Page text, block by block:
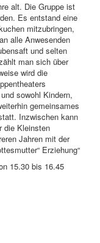
alt. Die Gruppe ist
Es entstand eine
mitzubringen,
alle Anwesenden
und selten
man sich über
wird die
sowohl Kindern,
gemeinsames
Inzwischen kann
die Kleinsten
Jahren mit der
Erziehung“
15.30 bis 16.45